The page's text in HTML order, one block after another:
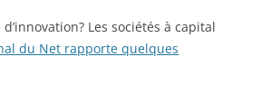
Les sociétés à capital
du Net rapporte quelques